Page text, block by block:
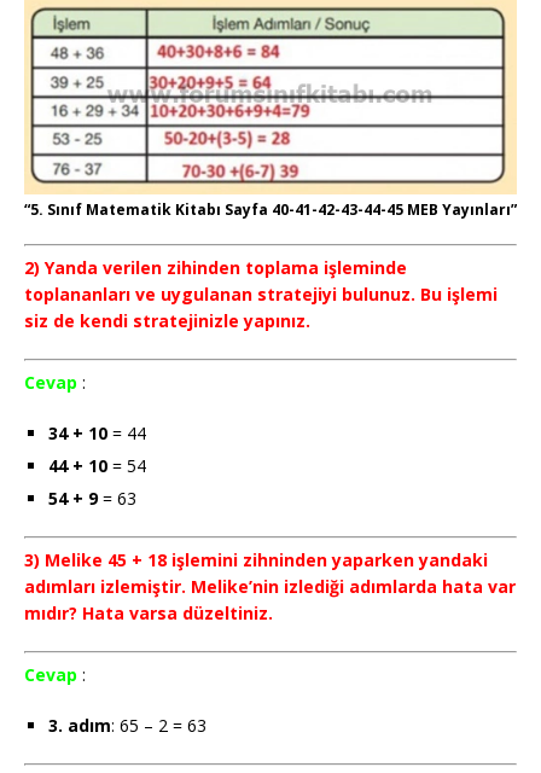
“5. Sınıf Matematik Kitabı Sayfa 40-41-42-43-44-45 MEB Yayınları”
2) Yanda verilen zihinden toplama işleminde
toplananları ve uygulanan stratejiyi bulunuz. Bu işlemi
siz de kendi stratejinizle yapınız.
Cevap :
34 + 10 = 44
44 + 10 = 54
54 + 9= 63
3) Melike 45 + 18 işlemini zihninden yaparken yandaki
adımları izlemiştir. Melike’nin izlediği adımlarda hata var
mıdır? Hata varsa düzeltiniz.
Cevap :
3. adım: 65 – 2 = 63